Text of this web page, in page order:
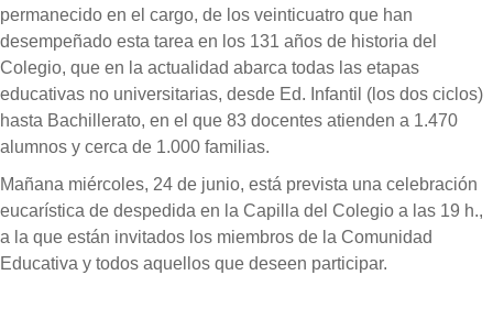
permanecido en el cargo, de los veinticuatro que han
desempeñado esta tarea en los 131 años de historia del
Colegio, que en la actualidad abarca todas las etapas
educativas no universitarias, desde Ed. Infantil (los dos ciclos)
hasta Bachillerato, en el que 83 docentes atienden a 1.470
alumnos y cerca de 1.000 familias.
Mañana miércoles, 24 de junio, está prevista una celebración
eucarística de despedida en la Capilla del Colegio a las 19 h.,
a la que están invitados los miembros de la Comunidad
Educativa y todos aquellos que deseen participar.